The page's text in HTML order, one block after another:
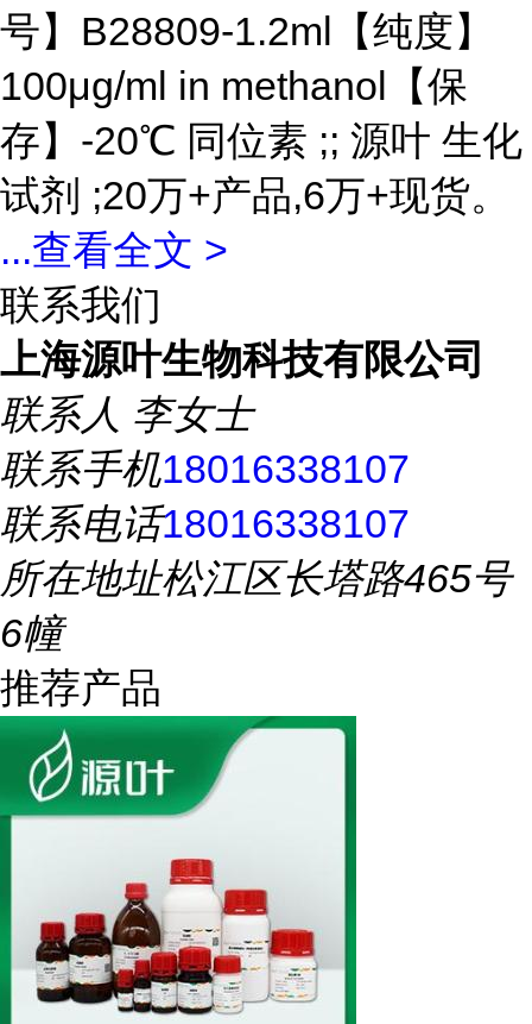
号】B28809-1.2ml【纯度】
100μg/ml in methanol【保
存】-20℃ 同位素 ;; 源叶 生化
试剂 ;20万+产品,6万+现货。
...查看全文 >
联系我们
上海源叶生物科技有限公司
联系人 李女士
联系手机18016338107
联系电话18016338107
所在地址松江区长塔路465号
6幢
推荐产品